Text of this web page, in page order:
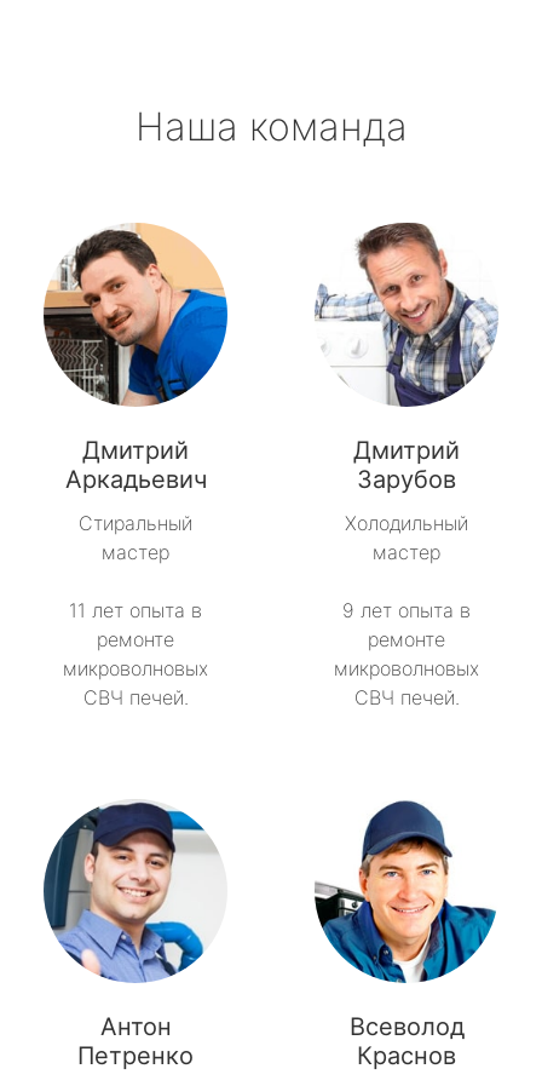
Наша команда
Дмитрий
Аркадьевич
Стиральный
мастер
11 лет опыта в
ремонте
микроволновых
СВЧ печей.
Дмитрий
Зарубов
Холодильный
мастер
9 лет опыта в
ремонте
микроволновых
СВЧ печей.
Антон
Петренко
Всеволод
Краснов